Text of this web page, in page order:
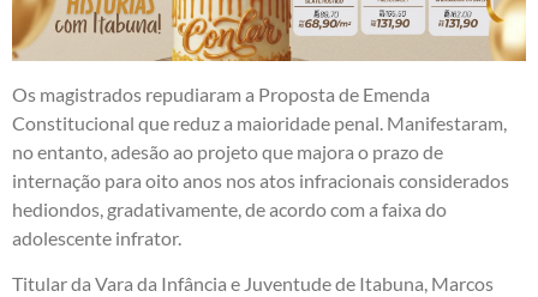
Os magistrados repudiaram a Proposta de Emenda
Constitucional que reduz a maioridade penal. Manifestaram,
no entanto, adesão ao projeto que majora o prazo de
internação para oito anos nos atos infracionais considerados
hediondos, gradativamente, de acordo com a faixa do
adolescente infrator.
Titular da Vara da Infância e Juventude de Itabuna, Marcos